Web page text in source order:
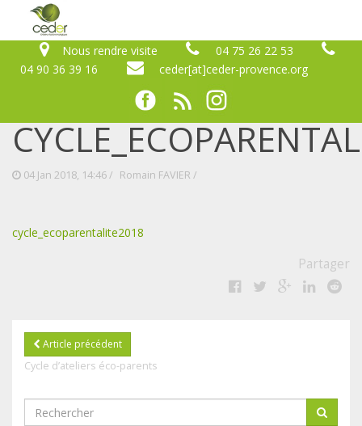
Nous rendre visite
04 75 26 22 53
04 90 36 39 16
ceder[at]ceder-provence.org
04 Jan 2018, 14:46 / Romain FAVIER /
cycle_ecoparentalite2018
Partager
Article précédent
Cycle d’ateliers éco-parents